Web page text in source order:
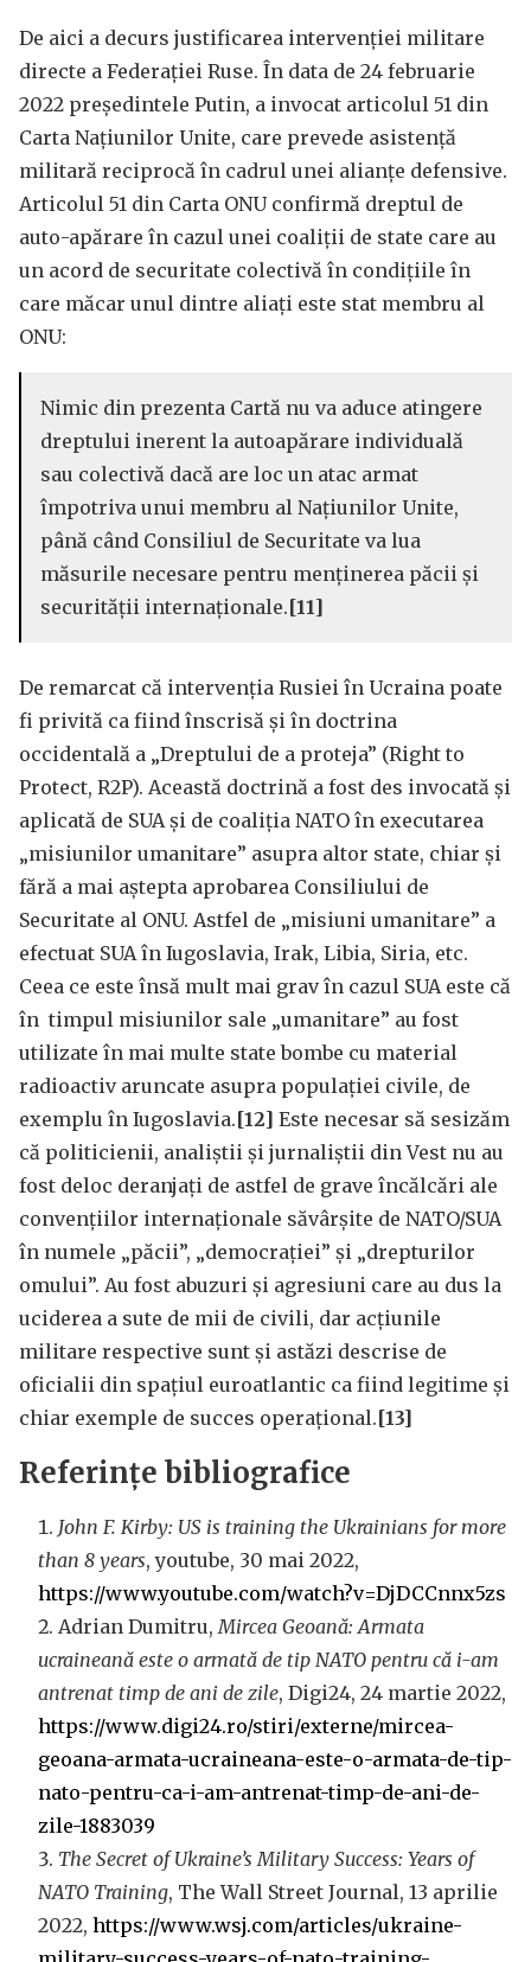
De aici a decurs justificarea intervenției militare
directe a Federației Ruse. În data de 24 februarie
2022 președintele Putin, a invocat articolul 51 din
Carta Națiunilor Unite, care prevede asistență
militară reciprocă în cadrul unei alianțe defensive.
Articolul 51 din Carta ONU confirmă dreptul de
auto-apărare în cazul unei coaliții de state care au
un acord de securitate colectivă în condițiile în
care măcar unul dintre aliați este stat membru al
ONU:
Nimic din prezenta Cartă nu va aduce atingere
dreptului inerent la autoapărare individuală
sau colectivă dacă are loc un atac armat
împotriva unui membru al Națiunilor Unite,
până când Consiliul de Securitate va lua
măsurile necesare pentru menținerea păcii și
securității internaționale.[11]
De remarcat că intervenția Rusiei în Ucraina poate
fi privită ca fiind înscrisă și în doctrina
occidentală a „Dreptului de a proteja” (Right to
Protect, R2P). Această doctrină a fost des invocată și
aplicată de SUA și de coaliția NATO în executarea
„misiunilor umanitare” asupra altor state, chiar și
fără a mai aștepta aprobarea Consiliului de
Securitate al ONU. Astfel de „misiuni umanitare” a
efectuat SUA în Iugoslavia, Irak, Libia, Siria, etc.
Ceea ce este însă mult mai grav în cazul SUA este că
în timpul misiunilor sale „umanitare” au fost
utilizate în mai multe state bombe cu material
radioactiv aruncate asupra populației civile, de
exemplu în Iugoslavia.[12] Este necesar să sesizăm
că politicienii, analiștii și jurnaliștii din Vest nu au
fost deloc deranjați de astfel de grave încălcări ale
convențiilor internaționale săvârșite de NATO/SUA
în numele „păcii”, „democrației” și „drepturilor
omului”. Au fost abuzuri și agresiuni care au dus la
uciderea a sute de mii de civili, dar acțiunile
militare respective sunt și astăzi descrise de
oficialii din spațiul euroatlantic ca fiind legitime și
chiar exemple de succes operațional.[13]
Referințe bibliografice
John F. Kirby: US is training the Ukrainians for more
than 8 years, youtube, 30 mai 2022,
https://www.youtube.com/watch?v=DjDCCnnx5zs
Adrian Dumitru,Mircea Geoană: Armata
ucraineană este o armată de tip NATO pentru că i-am
antrenat timp de ani de zile, Digi24, 24 martie 2022,
https://www.digi24.ro/stiri/externe/mircea-
geoana-armata-ucraineana-este-o-armata-de-tip-
nato-pentru-ca-i-am-antrenat-timp-de-ani-de-
zile-1883039
The Secret of Ukraine’s Military Success: Years of
NATO Training, The Wall Street Journal, 13 aprilie
2022, https://www.wsj.com/articles/ukraine-